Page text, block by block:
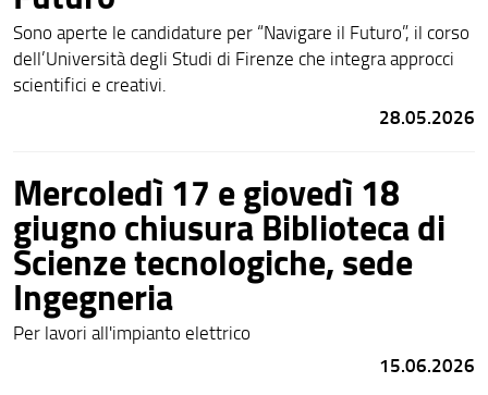
Sono aperte le candidature per “Navigare il Futuro”, il corso
dell’Università degli Studi di Firenze che integra approcci
scientifici e creativi.
28.05.2026
Mercoledì 17 e giovedì 18
giugno chiusura Biblioteca di
Scienze tecnologiche, sede
Ingegneria
15.06.2026